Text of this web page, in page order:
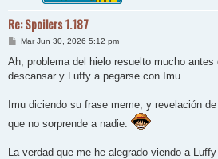
Re: Spoilers 1.187
M
n
a
Mar Jun 30, 2026 5:12 pm
Ah, problema del hielo resuelto mucho
descansar y Luffy a pegarse con Imu.
Imu diciendo su frase meme, y revelación
que no sorprende a nadie.
La verdad que me he alegrado viendo a